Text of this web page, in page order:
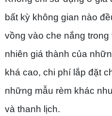
bất kỳ không gian nào
vồng vào che nắng trong
nhiên giá thành của
khá cao, chi phí lắp đặt
những mẫu rèm khác
và thanh lịch.